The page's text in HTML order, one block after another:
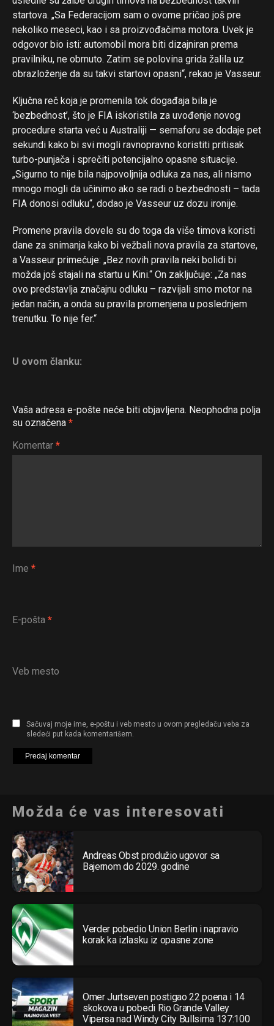
startova. „Sa Federacijom sam o ovome pričao još pre
nekoliko meseci, kao i sa proizvođačima motora. Uvek je
odgovor bio isti: automobil mora biti dizajniran prema
pravilniku, ne obrnuto. Zatim se polovina grida žalila uz
obrazloženje da su takvi startovi opasni“, rekao je Vasseur.
Ključna reč koja je promenila tok događaja bila je
‘bezbednost’, što je FIA iskoristila za uvođenje novog
procedure starta već u Australiji — semaforu se dodaje pet
sekundi kako bi svi mogli ravnopravno koristiti pritisak
turbo-punjača i sprečiti potencijalno opasne situacije.
„Sigurno to nije bila najpovoljnija odluka za nas, ali nismo
mnogo mogli da učinimo ako se radi o bezbednosti – tada
FIA donosi odluku“, dodao je Vasseur uz dozu ironije.
Promene pravila dovele su do toga da više timova koristi
dane za snimanja kako bi vežbali nova pravila za startove,
a Vasseur primećuje: „Bez novih pravila neki bolidi bi
možda još stajali na startu u Kini.“ On zaključuje: „Za nas
ovo predstavlja značajnu odluku – razvijali smo motor na
jedan način, a onda su pravila promenjena u poslednjem
trenutku. To nije fer.“
U ovom članku:
Vaša adresa e-pošte neće biti objavljena. Neophodna polja
su označena *
Komentar *
Ime *
E-pošta *
Veb mesto
Sačuvaj moje ime, e-poštu i veb mesto u ovom pregledaču veba za
sledeći put kada komentarišem.
Možda će vas interesovati
Andreas Obst produžio ugovor sa
Bajernom do 2029. godine
Verder pobedio Union Berlin i napravio
korak ka izlasku iz opasne zone
Omer Jurtseven postigao 22 poena i 14
skokova u pobedi Rio Grande Valley
Vipersa nad Windy City Bullsima 137:100
Flipboard
Reddit